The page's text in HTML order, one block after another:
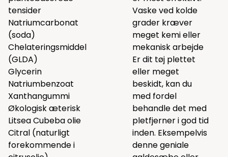
tensider
Natriumcarbonat
(soda)
Chelateringsmiddel
(GLDA)
Glycerin
Natriumbenzoat
Xanthangummi
Økologisk æterisk
Litsea Cubeba olie
Citral (naturligt
forekommende i
Vaske ved kolde
grader kræver
meget kemi eller
mekanisk arbejde
Er dit tøj plettet
eller meget
beskidt, kan du
med fordel
behandle det med
pletfjerner i god tid
inden. Eksempelvis
dennegeniale